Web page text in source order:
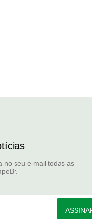
no seu e-mail todas as